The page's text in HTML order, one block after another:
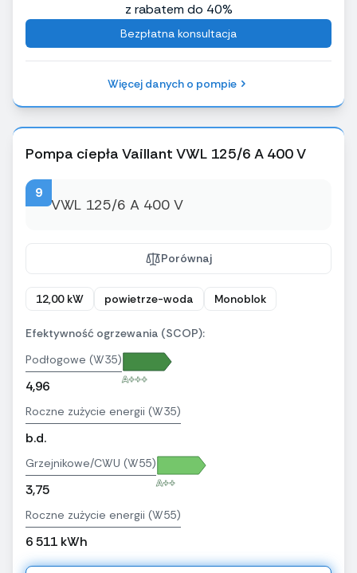
z rabatem do 40%
Bezpłatna konsultacja
Więcej danych o pompie
Pompa ciepła Vaillant VWL 125/6 A 400 V
9
Porównaj
12,00 kW powietrze-woda Monoblok
Efektywność ogrzewania (SCOP):
Podłogowe (W35)
4,96 A+++
Roczne zużycie energii (W35)
b.d.
Grzejnikowe/CWU (W55)
3,75 A++
Roczne zużycie energii (W55)
6 511 kWh